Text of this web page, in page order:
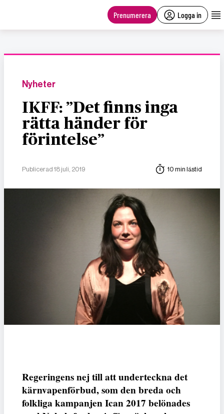
Prenumerera Logga in
Nyheter
IKFF: ”Det finns inga
rätta händer för
förintelse”
Publicerad 18 juli, 2019 10 min lästid
Regeringens nej till att underteckna det
kärnvapenförbud, som den breda och
folkliga kampanjen Ican 2017 belönades